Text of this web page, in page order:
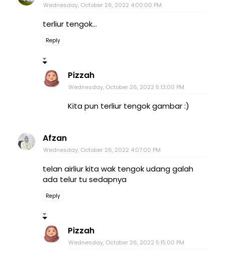
Wednesday, October 26, 2022 4:00:00 PM
terliur tengok...
Reply
Pizzah
Wednesday, October 26, 2022 5:13:00 PM
Kita pun terliur tengok gambar :)
Afzan
Wednesday, October 26, 2022 4:07:00 PM
telan airliur kita wak tengok udang galah
ada telur tu sedapnya
Reply
Pizzah
Wednesday, October 26, 2022 5:15:00 PM